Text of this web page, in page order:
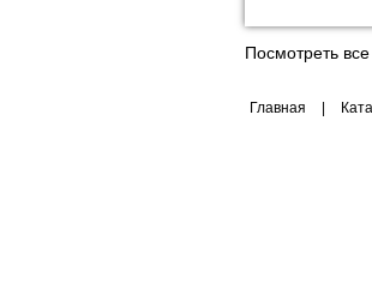
Посмотреть
Главная